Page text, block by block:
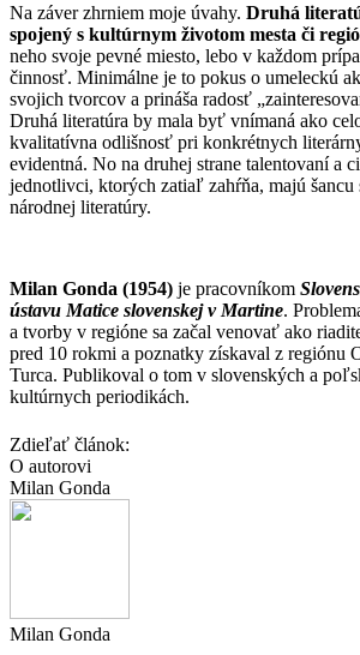
Na záver zhrniem moje úvahy. Druhá
spojený s kultúrnym životom mesta či
neho svoje pevné miesto, lebo v každom
činnosť. Minimálne je to pokus o umeleckú
svojich tvorcov a prináša radosť
Druhá literatúra by mala byť vnímaná ako
kvalitatívna odlišnosť pri konkrétnych
evidentná. No na druhej strane talentovaní a
jednotlivci, ktorých zatiaľ zahŕňa, majú šancu
národnej literatúry.
Milan Gonda (1954) je pracovníkom
ústavu Matice slovenskej v Martine.
a tvorby v regióne sa začal venovať ako
pred 10 rokmi a poznatky získaval z regiónu
Turca. Publikoval o tom v slovenských a
kultúrnych periodikách.
Zdieľať článok:
O autorovi
Milan Gonda
Milan Gonda